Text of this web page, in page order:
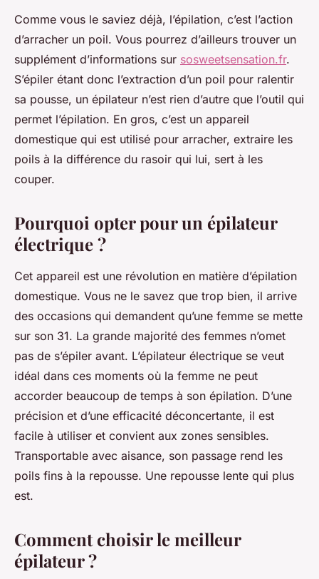
Comme vous le saviez déjà, l’épilation, c’est l’action
d’arracher un poil. Vous pourrez d’ailleurs trouver un
supplément d’informations sur sosweetsensation.fr.
S’épiler étant donc l’extraction d’un poil pour ralentir
sa pousse, un épilateur n’est rien d’autre que l’outil qui
permet l’épilation. En gros, c’est un appareil
domestique qui est utilisé pour arracher, extraire les
poils à la différence du rasoir qui lui, sert à les
couper.
Pourquoi opter pour un épilateur
électrique ?
Cet appareil est une révolution en matière d’épilation
domestique. Vous ne le savez que trop bien, il arrive
des occasions qui demandent qu’une femme se mette
sur son 31. La grande majorité des femmes n’omet
pas de s’épiler avant. L’épilateur électrique se veut
idéal dans ces moments où la femme ne peut
accorder beaucoup de temps à son épilation. D’une
précision et d’une efficacité déconcertante, il est
facile à utiliser et convient aux zones sensibles.
Transportable avec aisance, son passage rend les
poils fins à la repousse. Une repousse lente qui plus
est.
Comment choisir le meilleur
épilateur ?